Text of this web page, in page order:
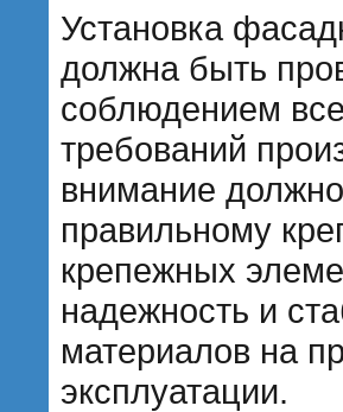
Установка
должна быть
соблюдением
требований
внимание
правильному
крепежных
надежность и
материалов на
эксплуатации.